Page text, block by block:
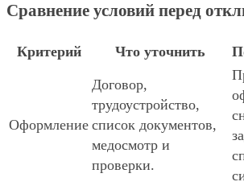
Сравнение условий перед
Критерий Что уточнить
Оформление
Договор,
трудоустройство,
список документов,
медосмотр и
проверки.